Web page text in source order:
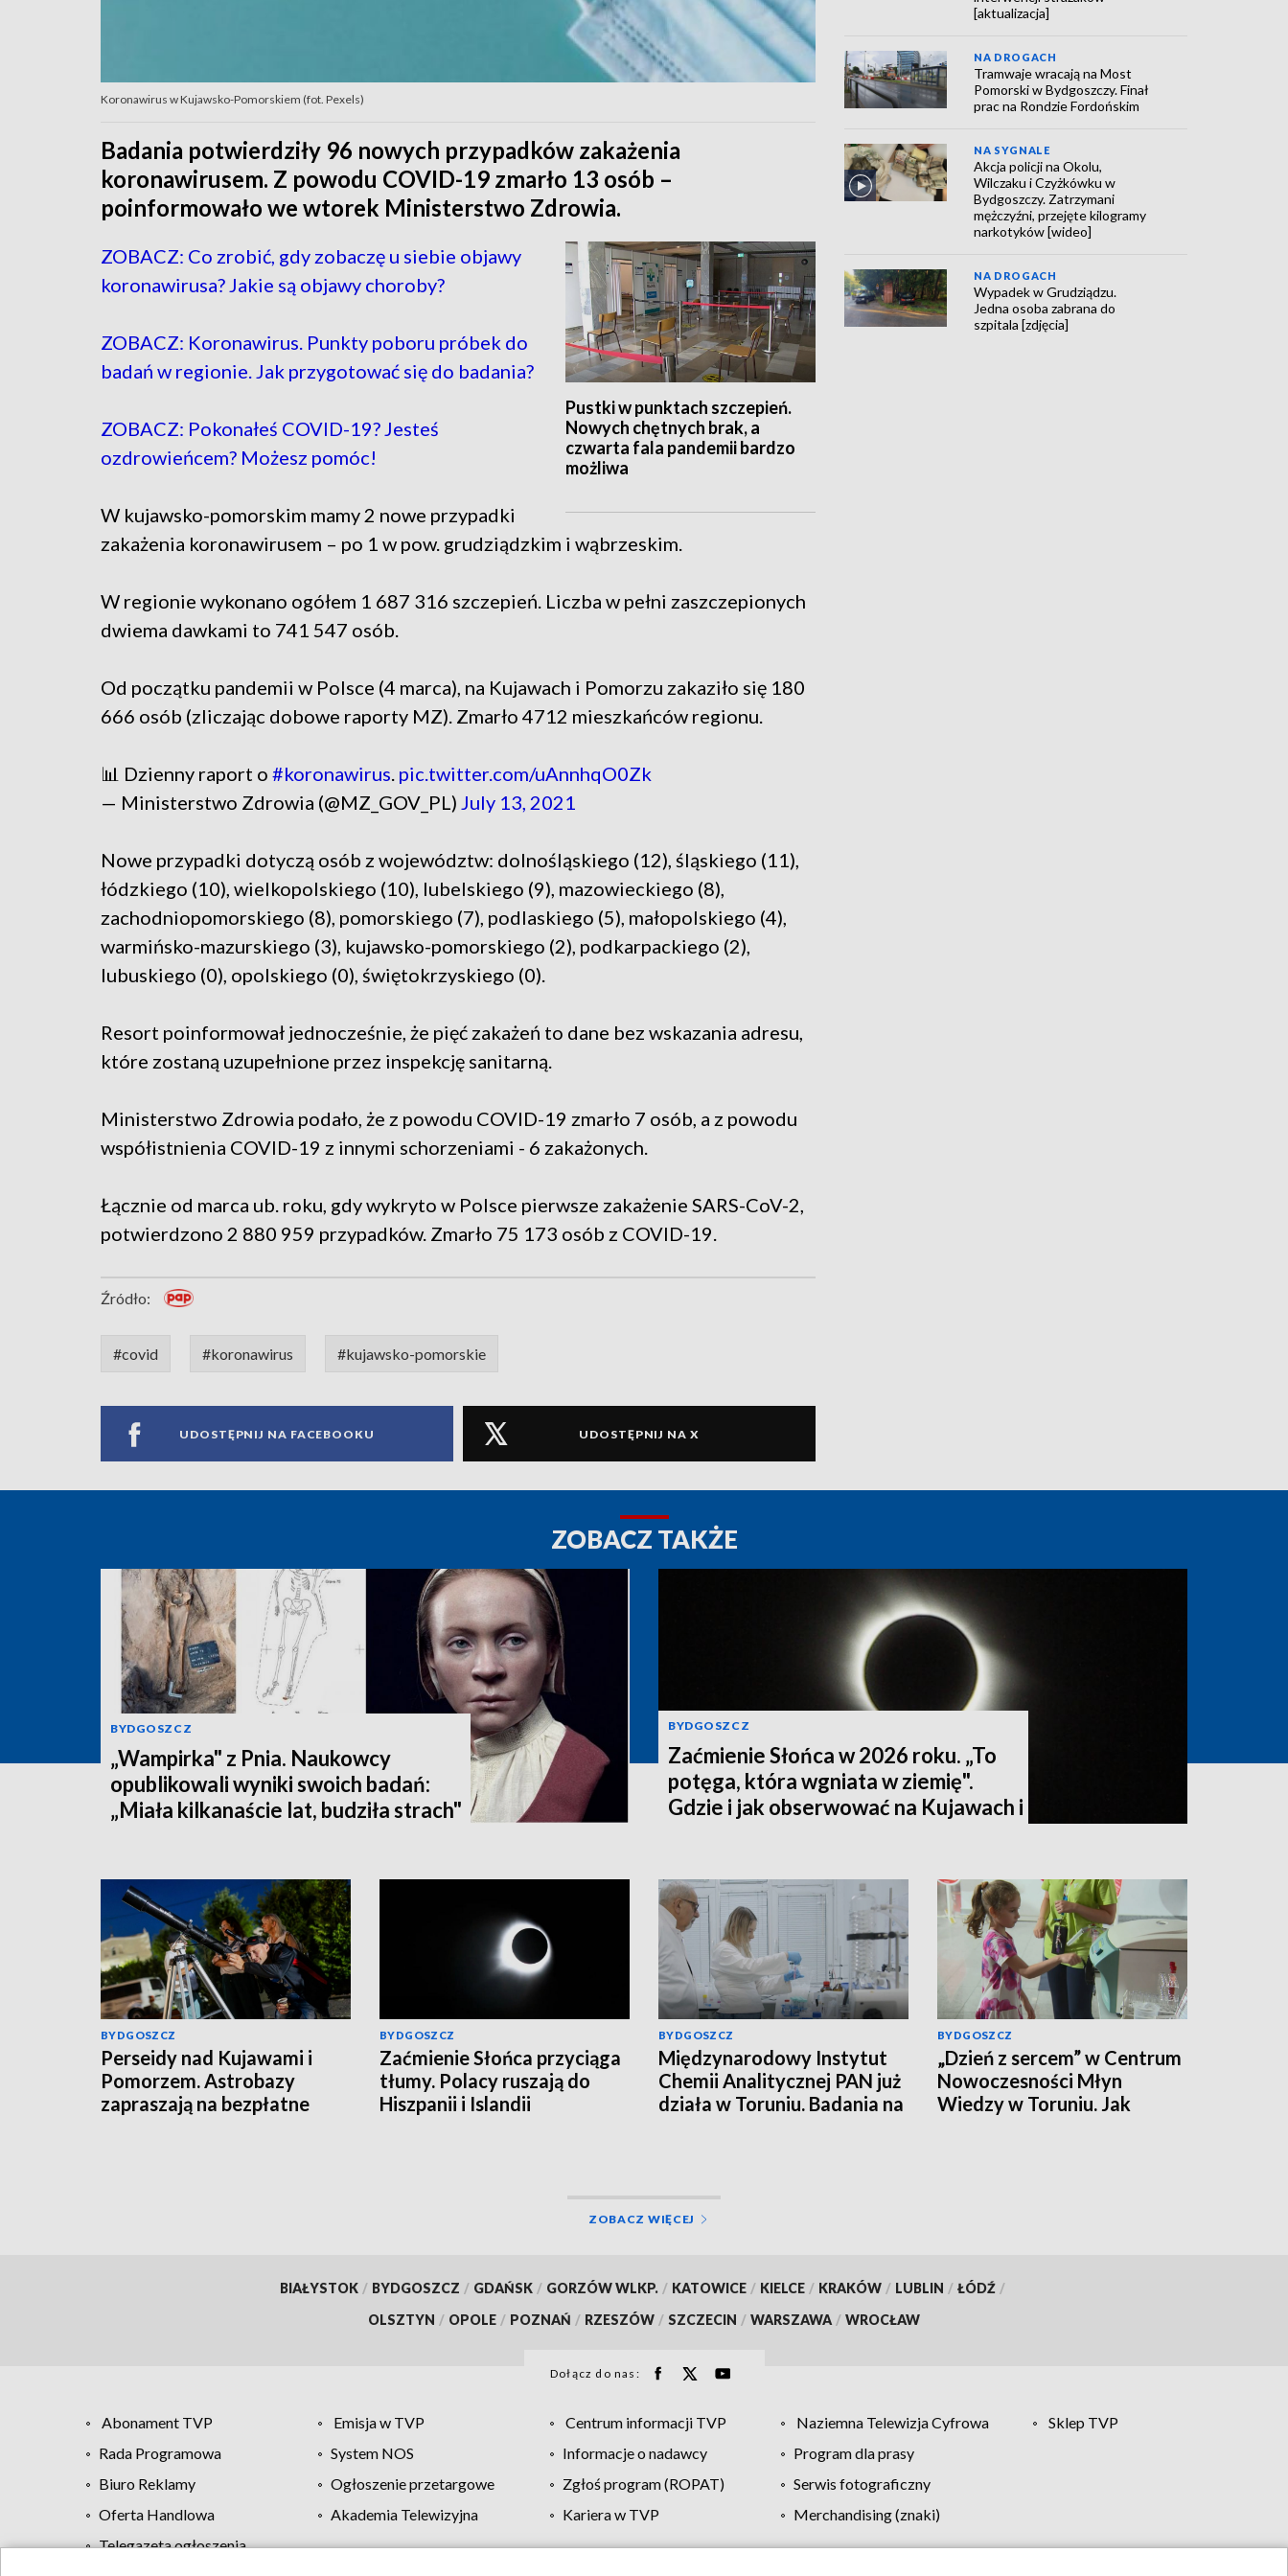
Koronawirus w Kujawsko-Pomorskiem (fot. Pexels)
Badania potwierdziły 96 nowych przypadków zakażenia
koronawirusem. Z powodu COVID-19 zmarło 13 osób –
poinformowało we wtorek Ministerstwo Zdrowia.
Pustki w punktach szczepień.
Nowych chętnych brak, a
czwarta fala pandemii bardzo
możliwa
ZOBACZ: Co zrobić, gdy zobaczę u siebie objawy
koronawirusa? Jakie są objawy choroby?
ZOBACZ: Koronawirus. Punkty poboru próbek do
badań w regionie. Jak przygotować się do badania?
ZOBACZ: Pokonałeś COVID-19? Jesteś
ozdrowieńcem? Możesz pomóc!
W kujawsko-pomorskim mamy 2 nowe przypadki
zakażenia koronawirusem – po 1 w pow. grudziądzkim i wąbrzeskim.
W regionie wykonano ogółem 1 687 316 szczepień. Liczba w pełni zaszczepionych
dwiema dawkami to 741 547 osób.
Od początku pandemii w Polsce (4 marca), na Kujawach i Pomorzu zakaziło się 180
666 osób (zliczając dobowe raporty MZ). Zmarło 4712 mieszkańców regionu.
📊 Dzienny raport o #koronawirus. pic.twitter.com/uAnnhqO0Zk
— Ministerstwo Zdrowia (@MZ_GOV_PL) July 13, 2021
Nowe przypadki dotyczą osób z województw: dolnośląskiego (12), śląskiego (11),
łódzkiego (10), wielkopolskiego (10), lubelskiego (9), mazowieckiego (8),
zachodniopomorskiego (8), pomorskiego (7), podlaskiego (5), małopolskiego (4),
warmińsko-mazurskiego (3), kujawsko-pomorskiego (2), podkarpackiego (2),
lubuskiego (0), opolskiego (0), świętokrzyskiego (0).
Resort poinformował jednocześnie, że pięć zakażeń to dane bez wskazania adresu,
które zostaną uzupełnione przez inspekcję sanitarną.
Ministerstwo Zdrowia podało, że z powodu COVID-19 zmarło 7 osób, a z powodu
współistnienia COVID-19 z innymi schorzeniami - 6 zakażonych.
Łącznie od marca ub. roku, gdy wykryto w Polsce pierwsze zakażenie SARS-CoV-2,
potwierdzono 2 880 959 przypadków. Zmarło 75 173 osób z COVID-19.
Źródło:
#covid #koronawirus #kujawsko-pomorskie
UDOSTĘPNIJ NA FACEBOOKU UDOSTĘPNIJ NA X
[aktualizacja]
NA DROGACH
Tramwaje wracają na Most
Pomorski w Bydgoszczy. Finał
prac na Rondzie Fordońskim
NA SYGNALE
Akcja policji na Okolu,
Wilczaku i Czyżkówku w
Bydgoszczy. Zatrzymani
mężczyźni, przejęte kilogramy
narkotyków [wideo]
NA DROGACH
Wypadek w Grudziądzu.
Jedna osoba zabrana do
szpitala [zdjęcia]
ZOBACZ TAKŻE
BYDGOSZCZ
„Wampirka" z Pnia. Naukowcy
opublikowali wyniki swoich badań:
„Miała kilkanaście lat, budziła strach"
BYDGOSZCZ
Zaćmienie Słońca w 2026 roku. „To
potęga, która wgniata w ziemię".
Gdzie i jak obserwować na Kujawach i
BYDGOSZCZ
Perseidy nad Kujawami i
Pomorzem. Astrobazy
zapraszają na bezpłatne
BYDGOSZCZ
Zaćmienie Słońca przyciąga
tłumy. Polacy ruszają do
Hiszpanii i Islandii
BYDGOSZCZ
Międzynarodowy Instytut
Chemii Analitycznej PAN już
działa w Toruniu. Badania na
BYDGOSZCZ
„Dzień z sercem” w Centrum
Nowoczesności Młyn
Wiedzy w Toruniu. Jak
ZOBACZ WIĘCEJ
BIAŁYSTOK / BYDGOSZCZ / GDAŃSK / GORZÓW WLKP. / KATOWICE / KIELCE / KRAKÓW / LUBLIN / ŁÓDŹ /
OLSZTYN / OPOLE / POZNAŃ / RZESZÓW / SZCZECIN / WARSZAWA / WROCŁAW
Dołącz do nas:
Abonament TVP Emisja w TVP Centrum informacji TVP Naziemna Telewizja Cyfrowa
Sklep TVP
Rada Programowa
System NOS Informacje o nadawcy
Program dla prasy
Biuro Reklamy
Ogłoszenie przetargowe Zgłoś program (ROPAT)
Serwis fotograficzny
Oferta Handlowa
Akademia Telewizyjna Kariera w TVP
Merchandising (znaki)
Telegazeta ogłoszenia